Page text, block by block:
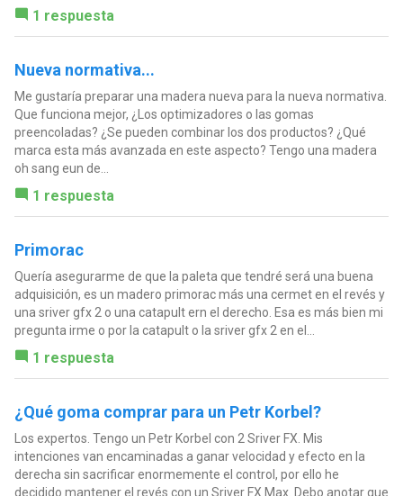
1 respuesta
Nueva normativa...
Me gustaría preparar una madera nueva para la nueva normativa.
Que funciona mejor, ¿Los optimizadores o las gomas
preencoladas? ¿Se pueden combinar los dos productos? ¿Qué
marca esta más avanzada en este aspecto? Tengo una madera
oh sang eun de...
1 respuesta
Primorac
Quería asegurarme de que la paleta que tendré será una buena
adquisición, es un madero primorac más una cermet en el revés y
una sriver gfx 2 o una catapult ern el derecho. Esa es más bien mi
pregunta irme o por la catapult o la sriver gfx 2 en el...
1 respuesta
¿Qué goma comprar para un Petr Korbel?
Los expertos. Tengo un Petr Korbel con 2 Sriver FX. Mis
intenciones van encaminadas a ganar velocidad y efecto en la
derecha sin sacrificar enormemente el control, por ello he
decidido mantener el revés con un Sriver FX Max. Debo anotar que